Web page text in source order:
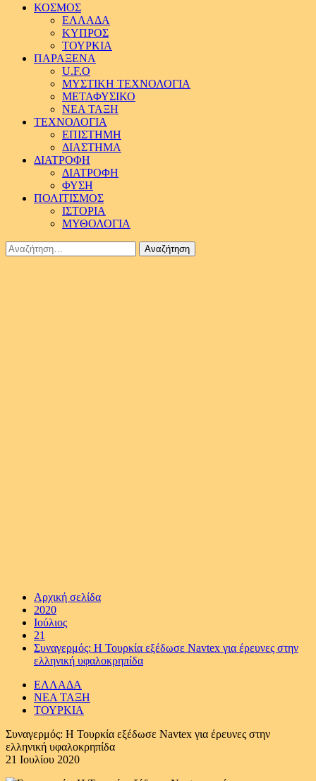
ΚΟΣΜΟΣ
ΕΛΛΑΔΑ
ΚΥΠΡΟΣ
ΤΟΥΡΚΙΑ
ΠΑΡΑΞΕΝΑ
U.F.O
ΜΥΣΤΙΚΗ ΤΕΧΝΟΛΟΓΙΑ
ΜΕΤΑΦΥΣΙΚΟ
ΝΕΑ ΤΑΞΗ
ΤΕΧΝΟΛΟΓΙΑ
ΕΠΙΣΤΗΜΗ
ΔΙΑΣΤΗΜΑ
ΔΙΑΤΡΟΦΗ
ΔΙΑΤΡΟΦΗ
ΦΥΣΗ
ΠΟΛΙΤΙΣΜΟΣ
ΙΣΤΟΡΙΑ
ΜΥΘΟΛΟΓΙΑ
Αναζήτηση
για:
Αρχική σελίδα
2020
Ιούλιος
21
Συναγερμός: Η Τουρκία εξέδωσε Navtex για έρευνες στην
ελληνική υφαλοκρηπίδα
ΕΛΛΑΔΑ
ΝΕΑ ΤΑΞΗ
ΤΟΥΡΚΙΑ
Συναγερμός: Η Τουρκία εξέδωσε Navtex για έρευνες στην
ελληνική υφαλοκρηπίδα
21 Ιουλίου 2020